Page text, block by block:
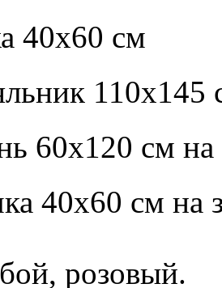
40х60 см
110х145
60х120 см на
40х60 см на
розовый.